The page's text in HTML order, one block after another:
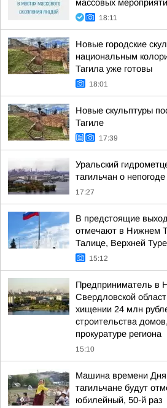
массовых
18:11
Новые городские
национальным
Тагила уже готовы
18:01
Новые скульптуры
Тагиле
17:39
Уральский
тагильчан о
17:27
В предстоящие
отмечают в Нижнем
Талице, Верхней
15:12
Предприниматель в
Свердловской
хищении 24 млн
строительства
прокуратуре региона
15:10
Машина времени Дня
тагильчане будут
юбилейный, 50-й раз